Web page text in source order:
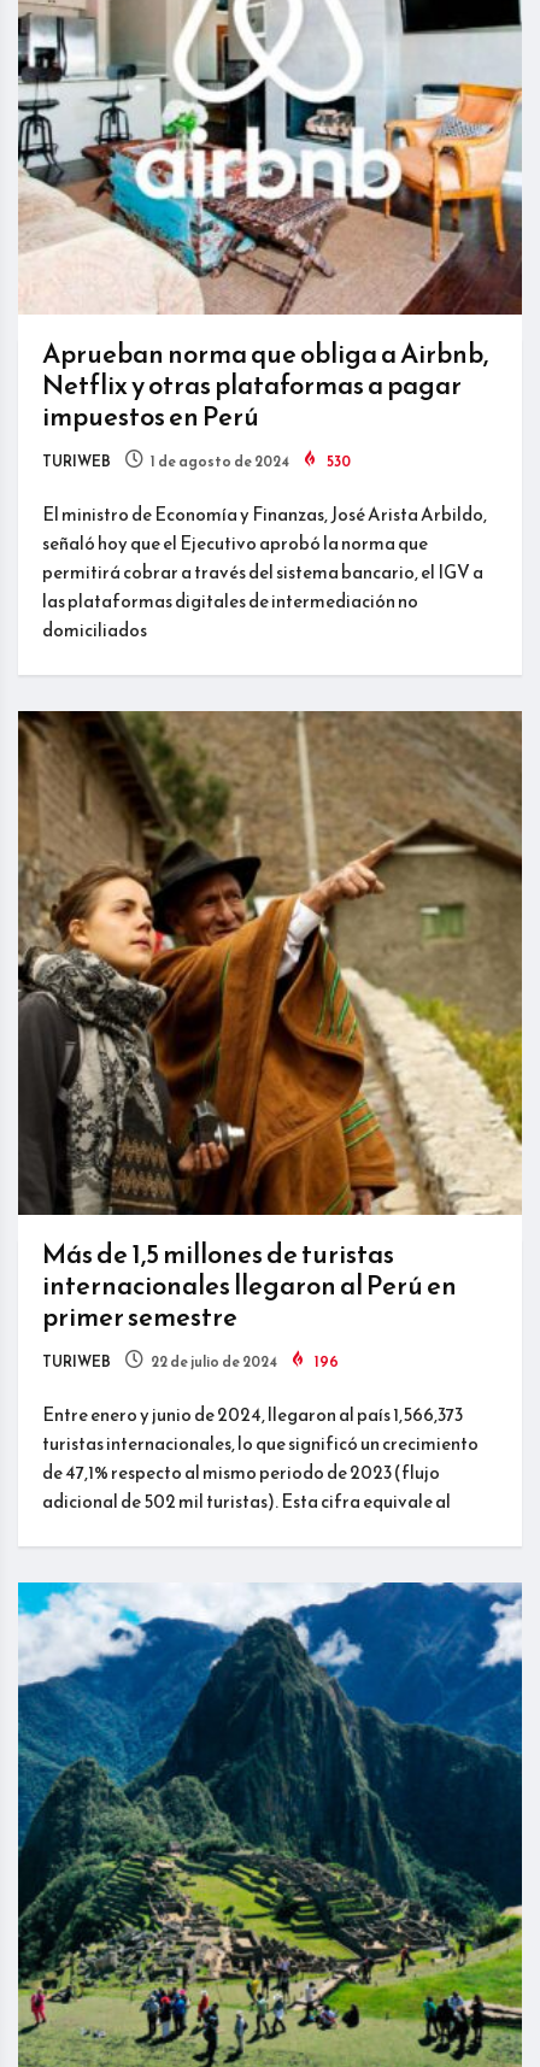
Aprueban norma que obliga a Airbnb,
Netflix y otras plataformas a pagar
impuestos en Perú
TURIWEB 1 de agosto de 2024 530
El ministro de Economía y Finanzas, José Arista Arbildo,
señaló hoy que el Ejecutivo aprobó la norma que
permitirá cobrar a través del sistema bancario, el IGV a
las plataformas digitales de intermediación no
domiciliados
Más de 1,5 millones de turistas
internacionales llegaron al Perú en
primer semestre
TURIWEB 22 de julio de 2024 196
Entre enero y junio de 2024, llegaron al país 1,566,373
turistas internacionales, lo que significó un crecimiento
de 47,1% respecto al mismo periodo de 2023 (flujo
adicional de 502 mil turistas). Esta cifra equivale al